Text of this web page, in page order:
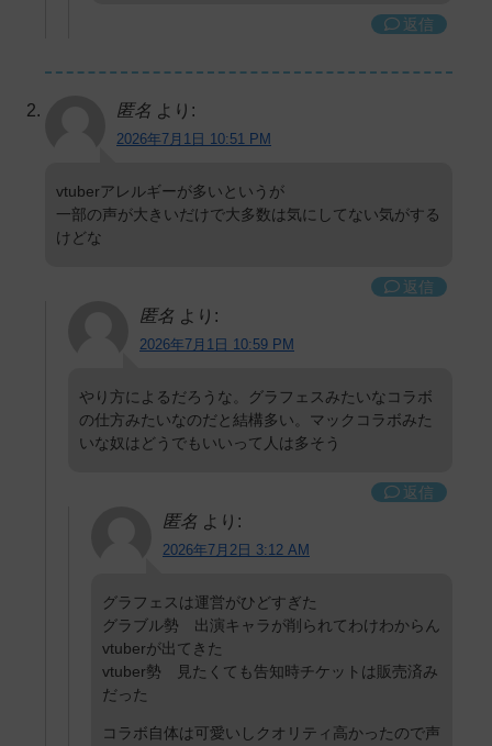
返信
匿名 より:
2026年7月1日 10:51 PM
vtuberアレルギーが多いというが
一部の声が大きいだけで大多数は気にしてない気がする
けどな
返信
匿名 より:
2026年7月1日 10:59 PM
やり方によるだろうな。グラフェスみたいなコラボ
の仕方みたいなのだと結構多い。マックコラボみた
いな奴はどうでもいいって人は多そう
返信
匿名 より:
2026年7月2日 3:12 AM
グラフェスは運営がひどすぎた
グラブル勢 出演キャラが削られてわけわからん
vtuberが出てきた
vtuber勢 見たくても告知時チケットは販売済み
だった
コラボ自体は可愛いしクオリティ高かったので声